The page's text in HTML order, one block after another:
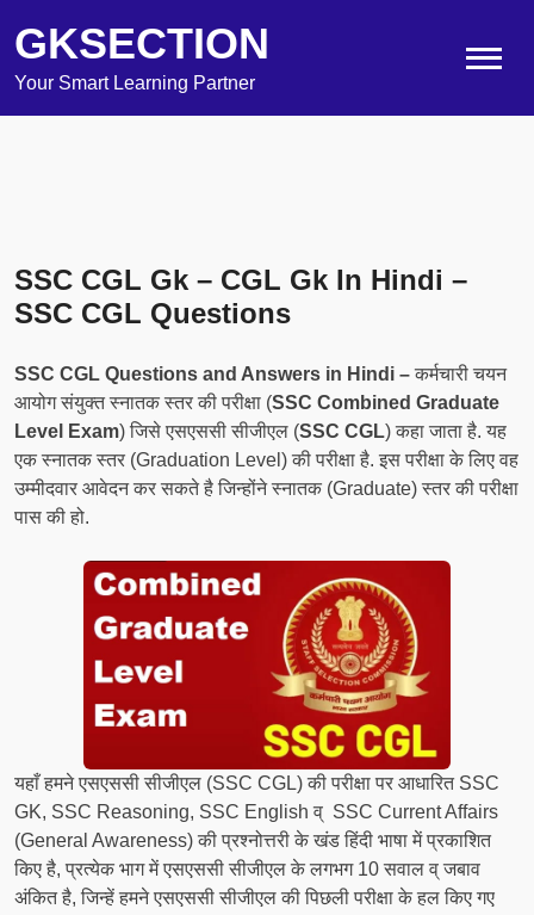
GKSECTION
Your Smart Learning Partner
SSC CGL Gk – CGL Gk In Hindi –
SSC CGL Questions
SSC CGL Questions and Answers in Hindi –कर्मचारी चयन
आयोग संयुक्त स्नातक स्तर की परीक्षा (SSC Combined Graduate
Level Exam) जिसे एसएससी सीजीएल (SSC CGL) कहा जाता है. यह
एक स्नातक स्तर (Graduation Level) की परीक्षा है. इस परीक्षा के लिए वह
उम्मीदवार आवेदन कर सकते है जिन्होंने स्नातक (Graduate) स्तर की परीक्षा
पास की हो.
यहाँ हमने एसएससी सीजीएल (SSC CGL) की परीक्षा पर आधारित SSC
GK, SSC Reasoning, SSC English व् SSC Current Affairs
(General Awareness) की प्रश्नोत्तरी के खंड हिंदी भाषा में प्रकाशित
किए है, प्रत्येक भाग में एसएससी सीजीएल के लगभग 10 सवाल व् जबाव
अंकित है, जिन्हें हमने एसएससी सीजीएल की पिछली परीक्षा के हल किए गए